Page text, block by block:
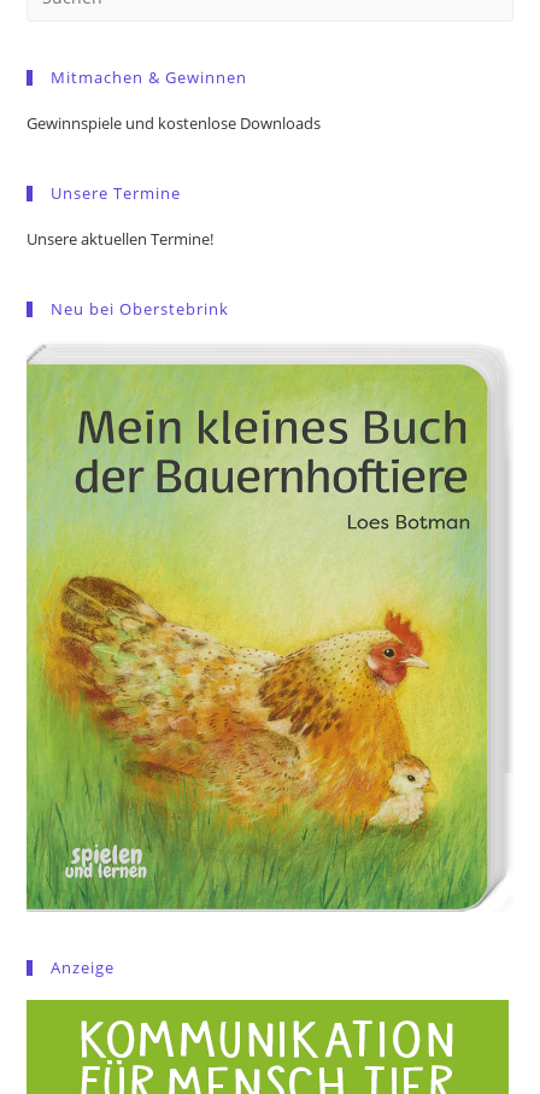
Mitmachen & Gewinnen
Gewinnspiele und kostenlose Downloads
Unsere Termine
Unsere aktuellen Termine!
Neu bei Oberstebrink
Anzeige